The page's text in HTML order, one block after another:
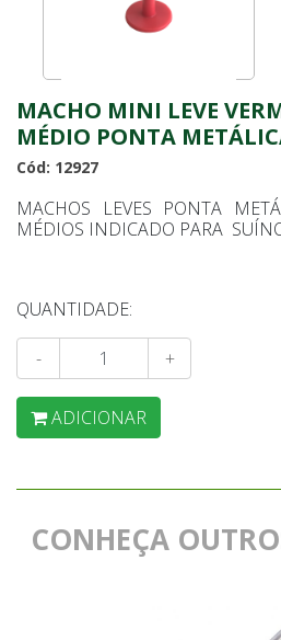
MACHO MINI LEVE
MÉDIO PONTA
Cód: 12927
MACHOS LEVES PONTA
MÉDIOS INDICADO PARA
QUANTIDADE:
- +
ADICIONAR
CONHEÇA